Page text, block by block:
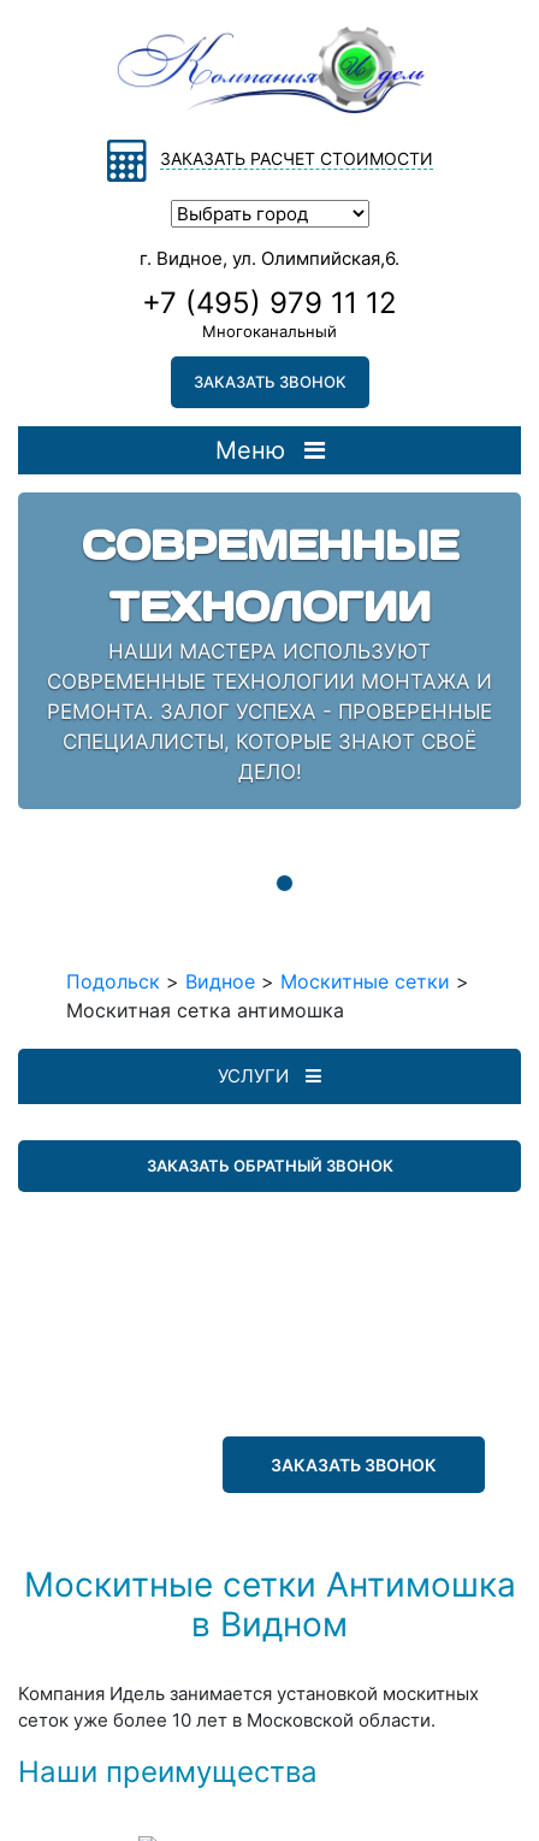
ЗАКАЗАТЬ РАСЧЕТ СТОИМОСТИ
г. Видное, ул. Олимпийская,6.
+7 (495) 979 11 12
Многоканальный
ЗАКАЗАТЬ ЗВОНОК
Меню
СОВРЕМЕННЫЕ
ТЕХНОЛОГИИ
НАШИ МАСТЕРА ИСПОЛЬЗУЮТ
СОВРЕМЕННЫЕ ТЕХНОЛОГИИ МОНТАЖА И
РЕМОНТА. ЗАЛОГ УСПЕХА - ПРОВЕРЕННЫЕ
СПЕЦИАЛИСТЫ, КОТОРЫЕ ЗНАЮТ СВОЁ
ДЕЛО!
Подольск > Видное > Москитные сетки >
Москитная сетка антимошка
УСЛУГИ
ЗАКАЗАТЬ ОБРАТНЫЙ ЗВОНОК
ЗАКАЗАТЬ ЗВОНОК
Москитные сетки Антимошка
в Видном
Компания Идель занимается установкой москитных
сеток уже более 10 лет в Московской области.
Наши преимущества